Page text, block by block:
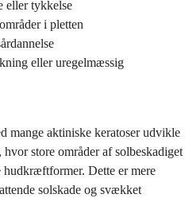
eller tykkelse
i pletten
eller uregelmæssig
mange aktiniske keratoser udvikle
store områder af solbeskadiget
Dette er mere
solskade og svækket